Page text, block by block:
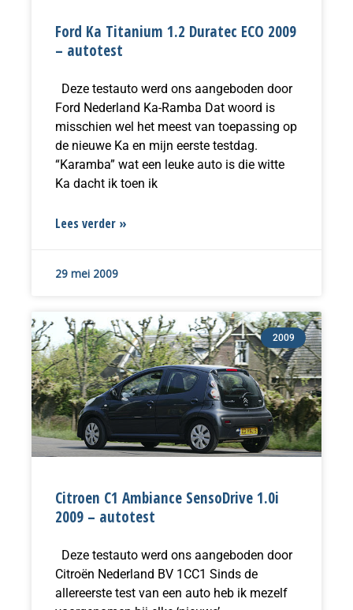
Ford Ka Titanium 1.2 Duratec ECO 2009
– autotest
Deze testauto werd ons aangeboden door
Ford Nederland Ka-Ramba Dat woord is
misschien wel het meest van toepassing op
de nieuwe Ka en mijn eerste testdag.
“Karamba” wat een leuke auto is die witte
Ka dacht ik toen ik
Lees verder »
29 mei 2009
2009
Citroen C1 Ambiance SensoDrive 1.0i
2009 – autotest
Deze testauto werd ons aangeboden door
Citroën Nederland BV 1CC1 Sinds de
allereerste test van een auto heb ik mezelf